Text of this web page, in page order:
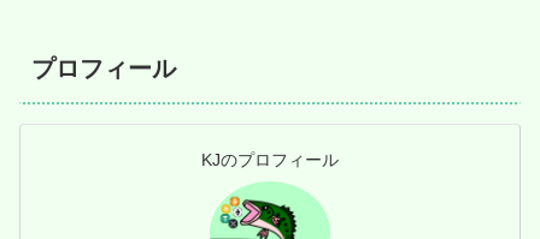
プロフィール
KJのプロフィール